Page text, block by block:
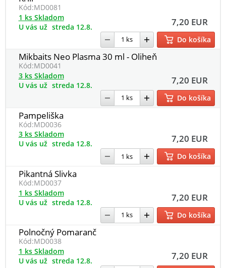
Kód:MD0081
7,20 EUR
1 ks Skladom
U vás už streda 12.8.
Do košíka
Mikbaits Neo Plasma 30 ml - Oliheň
Kód:MD0041
7,20 EUR
3 ks Skladom
U vás už streda 12.8.
Do košíka
Pampeliška
Kód:MD0036
7,20 EUR
3 ks Skladom
U vás už streda 12.8.
Do košíka
Pikantná Slivka
Kód:MD0037
7,20 EUR
1 ks Skladom
U vás už streda 12.8.
Do košíka
Polnočný Pomaranč
Kód:MD0038
7,20 EUR
1 ks Skladom
U vás už streda 12.8.